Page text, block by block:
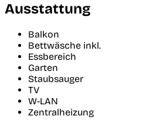
Ausstattung
Balkon
Bettwäsche inkl.
Essbereich
Garten
Staubsauger
TV
W-LAN
Zentralheizung